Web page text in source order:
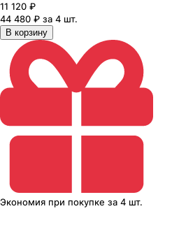
11 120 ₽
44 480 ₽ за 4 шт.
В корзину
Экономия при покупке за 4 шт.